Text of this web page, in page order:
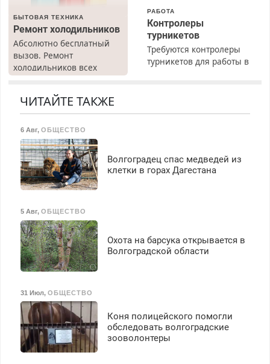
БЫТОВАЯ ТЕХНИКА
Ремонт холодильников
Абсолютно бесплатный
вызов. Ремонт
холодильников всех
марок на дому, с
Срочно. Без выходных.
Пенсионерам – скидки до
40%. Мастер со стажем.
РАБОТА
Контролеры
турникетов
Требуются контролеры
турникетов для работы в
Ежемесячно
выплачивается денежная
безопасности с з/п до
125000 руб.
ЧИТАЙТЕ ТАКЖЕ
6 Авг, ОБЩЕСТВО
Волгоградец спас медведей из
клетки в горах Дагестана
5 Авг, ОБЩЕСТВО
Охота на барсука открывается в
Волгоградской области
31 Июл, ОБЩЕСТВО
Коня полицейского помогли
обследовать волгоградские
зооволонтеры